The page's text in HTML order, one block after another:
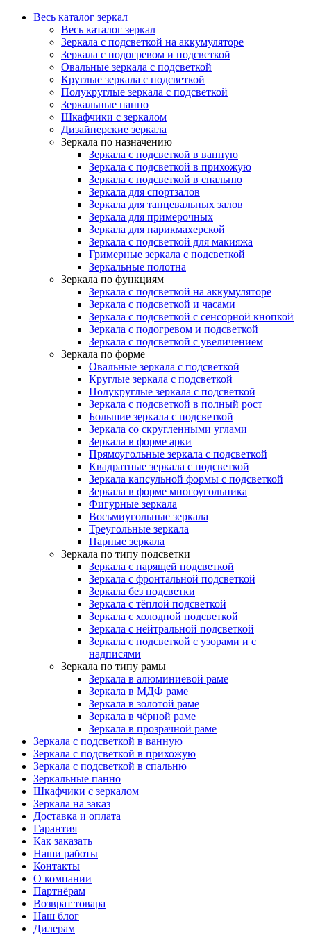
Весь каталог зеркал
Весь каталог зеркал
Зеркала с подсветкой на аккумуляторе
Зеркала с подогревом и подсветкой
Овальные зеркала с подсветкой
Круглые зеркала с подсветкой
Полукруглые зеркала с подсветкой
Зеркальные панно
Шкафчики с зеркалом
Дизайнерские зеркала
Зеркала по назначению
Зеркала с подсветкой в ванную
Зеркала с подсветкой в прихожую
Зеркала с подсветкой в спальню
Зеркала для спортзалов
Зеркала для танцевальных залов
Зеркала для примерочных
Зеркала для парикмахерской
Зеркала с подсветкой для макияжа
Гримерные зеркала с подсветкой
Зеркальные полотна
Зеркала по функциям
Зеркала с подсветкой на аккумуляторе
Зеркала с подсветкой и часами
Зеркала с подсветкой с сенсорной кнопкой
Зеркала с подогревом и подсветкой
Зеркала с подсветкой с увеличением
Зеркала по форме
Овальные зеркала с подсветкой
Круглые зеркала с подсветкой
Полукруглые зеркала с подсветкой
Зеркала с подсветкой в полный рост
Большие зеркала с подсветкой
Зеркала со скругленными углами
Зеркала в форме арки
Прямоугольные зеркала с подсветкой
Квадратные зеркала с подсветкой
Зеркала капсульной формы с подсветкой
Зеркала в форме многоугольника
Фигурные зеркала
Восьмиугольные зеркала
Треугольные зеркала
Парные зеркала
Зеркала по типу подсветки
Зеркала с парящей подсветкой
Зеркала с фронтальной подсветкой
Зеркала без подсветки
Зеркала с тёплой подсветкой
Зеркала с холодной подсветкой
Зеркала с нейтральной подсветкой
Зеркала с подсветкой с узорами и с
надписями
Зеркала по типу рамы
Зеркала в алюминиевой раме
Зеркала в МДФ раме
Зеркала в золотой раме
Зеркала в чёрной раме
Зеркала в прозрачной раме
Зеркала с подсветкой в ванную
Зеркала с подсветкой в прихожую
Зеркала с подсветкой в спальню
Зеркальные панно
Шкафчики с зеркалом
Зеркала на заказ
Доставка и оплата
Гарантия
Как заказать
Наши работы
Контакты
О компании
Партнёрам
Возврат товара
Наш блог
Дилерам